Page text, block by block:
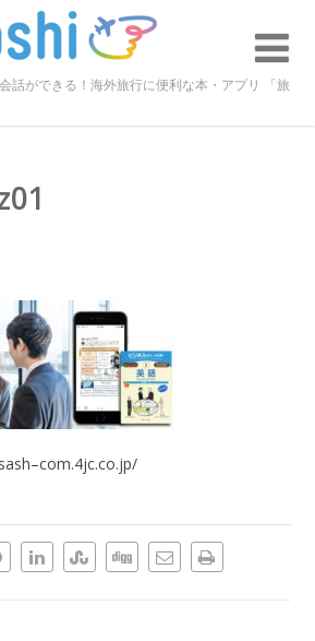
話ができる！海外旅行に便利な本・アプリ 「旅